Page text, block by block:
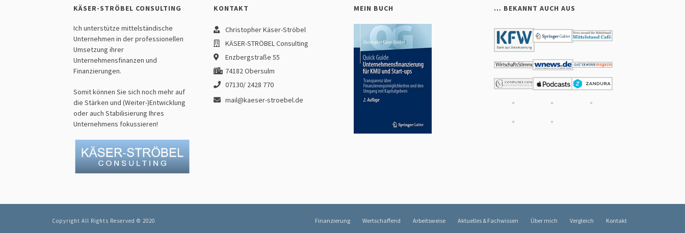
KÄSER-STRÖBEL CONSULTING
Ich unterstütze mittelständische
Unternehmen in der professionellen
Umsetzung ihrer
Unternehmensfinanzen und
Finanzierungen.
Somit können Sie sich noch mehr auf
die Stärken und (Weiter-)Entwicklung
oder auch Stabilisierung Ihres
Unternehmens fokussieren!
KONTAKT
Christopher Käser-Ströbel
KÄSER-STRÖBEL Consulting
Enzbergstraße 55
74182 Obersulm
07130/ 2428 770
mail@kaeser-stroebel.de
MEIN BUCH … BEKANNT AUCH AUS
Copyright All Rights Reserved © 2020 Finanzierung Wertschaffend Arbeitsweise Aktuelles & Fachwissen Über mich Vergleich Kontakt